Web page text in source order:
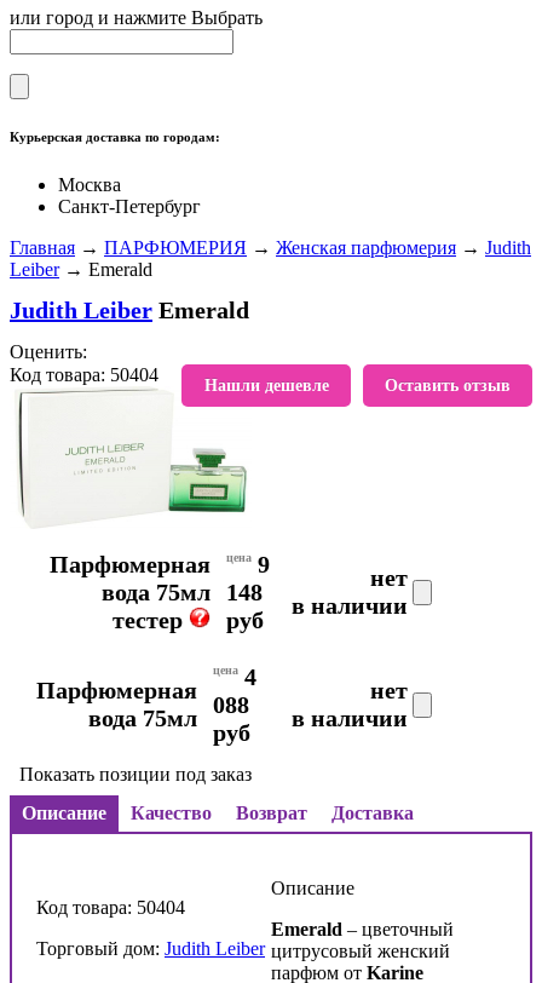
или город и нажмите Выбрать
Курьерская доставка по городам:
Москва
Санкт-Петербург
Главная → ПАРФЮМЕРИЯ → Женская парфюмерия → Judith
Leiber→ Emerald
Judith Leiber Emerald
Оставить отзыв
Нашли дешевле
Оценить:
Код товара: 50404
В избранное
Парфюмерная
вода 75мл
тестер
цена 9
148
руб
нет
в наличии
Парфюмерная
вода 75мл
цена 4
088
руб
нет
в наличии
Показать позиции под заказ
Описание
Качество Возврат Доставка
Код товара: 50404
Торговый дом: Judith Leiber
Описание
Emerald – цветочный
цитрусовый женский
парфюм от Karine